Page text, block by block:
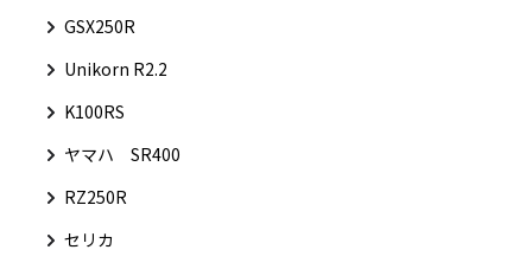
GSX250R
Unikorn R2.2
K100RS
ヤマハ SR400
RZ250R
セリカ